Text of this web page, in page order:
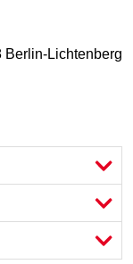
Berlin-Lichtenberg